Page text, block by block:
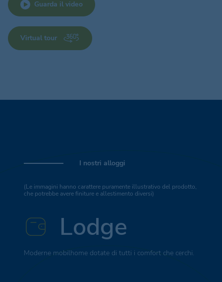
Guarda il video
Virtual tour
I nostri alloggi
(Le immagini hanno carattere puramente illustrativo del prodotto,
che potrebbe avere finiture e allestimento diversi)
Lodge
Moderne mobilhome dotate di tutti i comfort che cerchi.